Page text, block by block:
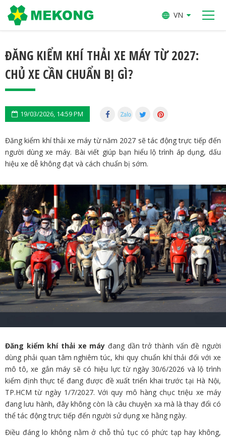
VN
ĐĂNG KIỂM KHÍ THẢI XE MÁY TỪ 2027:
CHỦ XE CẦN CHUẨN BỊ GÌ?
19/03/2026, 14:59 PM
Đăng kiểm khí thải xe máy từ năm 2027 sẽ tác động trực tiếp đến
người dùng xe máy. Bài viết giúp bạn hiểu lộ trình áp dụng, dấu
hiệu xe dễ không đạt và cách chuẩn bị sớm.
Đăng kiểm khí thải xe máy đang dần trở thành vấn đề người
dùng phải quan tâm nghiêm túc, khi quy chuẩn khí thải đối với xe
mô tô, xe gắn máy sẽ có hiệu lực từ ngày 30/6/2026 và lộ trình
kiểm định thực tế đang được đề xuất triển khai trước tại Hà Nội,
TP.HCM từ ngày 1/7/2027. Với quy mô hàng chục triệu xe máy
đang lưu hành, đây không còn là câu chuyện xa mà là thay đổi có
thể tác động trực tiếp đến người sử dụng xe hằng ngày.
Điều đáng lo không nằm ở chỗ thủ tục có phức tạp hay không,